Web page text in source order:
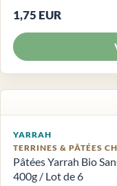
1,75 EUR
YARRAH
TERRINES & PÂTÉES
Pâtées Yarrah Bio
400g / Lot de 6